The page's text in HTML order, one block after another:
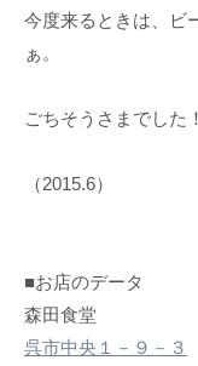
今度来るときは、ビ
ぁ。
ごちそうさまでした
（2015.6）
■お店のデータ
森田食堂
呉市中央１－９－３